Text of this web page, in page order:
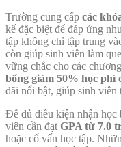
Trường cung cấp các
kế đặc biệt để đáp ứng
tập không chỉ tập trung
còn giúp sinh viên làm
vững chắc cho các
bổng giảm 50% học phí
đãi nổi bật, giúp sinh viên
Để đủ điều kiện nhận
viên cần đạt GPA từ 7.0
hoặc cố vấn học tập.